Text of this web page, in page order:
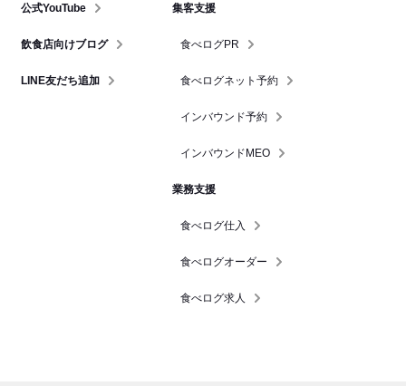
公式YouTube
飲食店向けブログ
LINE友だち追加
集客支援
食べログPR
食べログネット予約
インバウンド予約
インバウンドMEO
業務支援
食べログ仕入
食べログオーダー
食べログ求人